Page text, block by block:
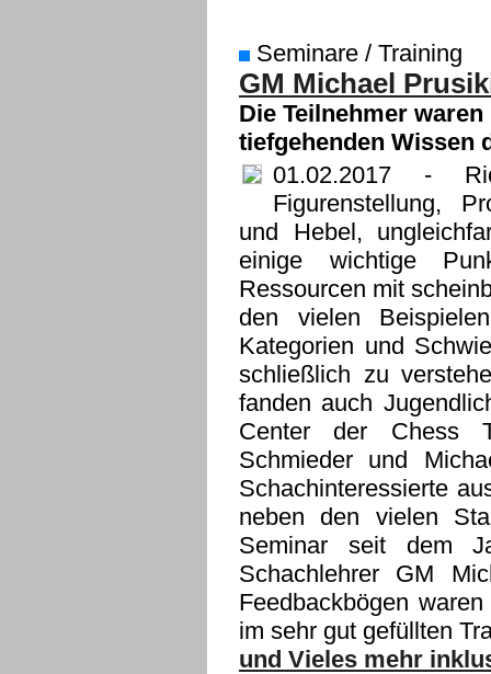
Seminare / Training
GM Michael
Die Teilnehmer
tiefgehenden Wissen
01.02.2017 -
Figurenstellung,
und Hebel,
einige wichtige
Ressourcen mit
den vielen
Kategorien und
schließlich zu
fanden auch
Center der Chess
Schmieder und
Schachinteressierte
neben den vielen
Seminar seit dem
Schachlehrer GM
Feedbackbögen
im sehr gut gefüllten
und Vieles mehr